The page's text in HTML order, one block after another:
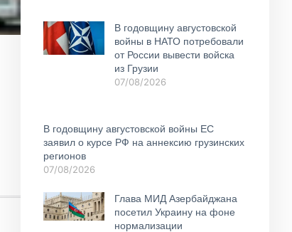
В годовщину августовской
войны в НАТО потребовали
от России вывести войска
из Грузии
07/08/2026
В годовщину августовской войны ЕС
заявил о курсе РФ на аннексию грузинских
регионов
07/08/2026
Глава МИД Азербайджана
посетил Украину на фоне
нормализации